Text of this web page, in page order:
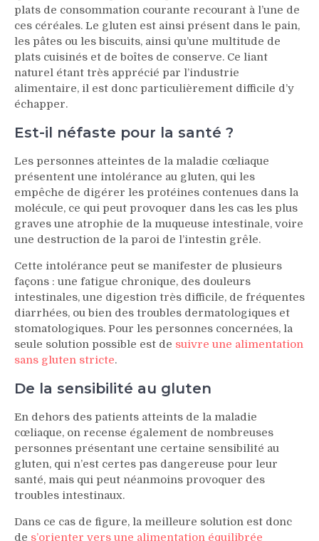
plats de consommation courante recourant à l’une de
ces céréales. Le gluten est ainsi présent dans le pain,
les pâtes ou les biscuits, ainsi qu’une multitude de
plats cuisinés et de boîtes de conserve. Ce liant
naturel étant très apprécié par l’industrie
alimentaire, il est donc particulièrement difficile d’y
échapper.
Est-il néfaste pour la santé ?
Les personnes atteintes de la maladie cœliaque
présentent une intolérance au gluten, qui les
empêche de digérer les protéines contenues dans la
molécule, ce qui peut provoquer dans les cas les plus
graves une atrophie de la muqueuse intestinale, voire
une destruction de la paroi de l’intestin grêle.
Cette intolérance peut se manifester de plusieurs
façons : une fatigue chronique, des douleurs
intestinales, une digestion très difficile, de fréquentes
diarrhées, ou bien des troubles dermatologiques et
stomatologiques. Pour les personnes concernées, la
seule solution possible est de suivre une alimentation
sans gluten stricte.
De la sensibilité au gluten
En dehors des patients atteints de la maladie
cœliaque, on recense également de nombreuses
personnes présentant une certaine sensibilité au
gluten, qui n’est certes pas dangereuse pour leur
santé, mais qui peut néanmoins provoquer des
troubles intestinaux.
Dans ce cas de figure, la meilleure solution est donc
de s’orienter vers une alimentation équilibrée